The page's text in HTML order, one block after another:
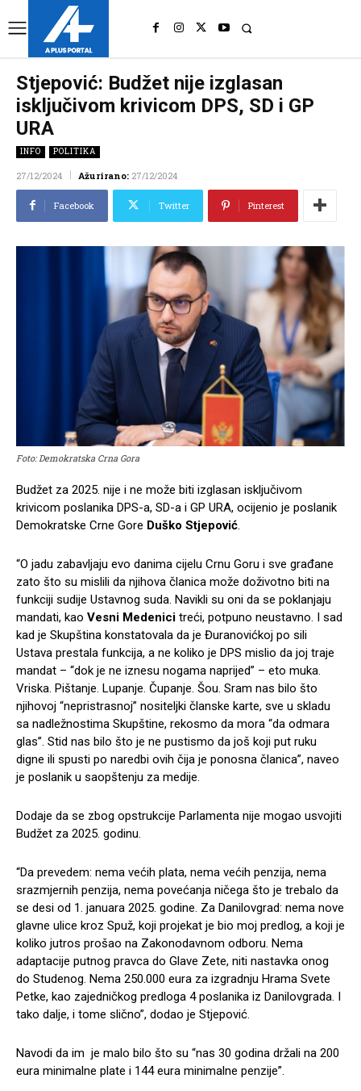
Stjepović: Budžet nije izglasan
isključivom krivicom DPS, SD i GP
URA
INFO POLITIKA
27/12/2024 Ažurirano: 27/12/2024
Facebook Twitter Pinterest
Foto: Demokratska Crna Gora
Budžet za 2025. nije i ne može biti izglasan isključivom
krivicom poslanika DPS-a, SD-a i GP URA, ocijenio je poslanik
Demokratske Crne Gore Duško Stjepović.
“O jadu zabavljaju evo danima cijelu Crnu Goru i sve građane
zato što su mislili da njihova članica može doživotno biti na
funkciji sudije Ustavnog suda. Navikli su oni da se poklanjaju
mandati, kao Vesni Medenici treći, potpuno neustavno. I sad
kad je Skupština konstatovala da je Đuranovićkoj po sili
Ustava prestala funkcija, a ne koliko je DPS mislio da joj traje
mandat – “dok je ne iznesu nogama naprijed” – eto muka.
Vriska. Pištanje. Lupanje. Čupanje. Šou. Sram nas bilo što
njihovoj “nepristrasnoj” nositeljki članske karte, sve u skladu
sa nadležnostima Skupštine, rekosmo da mora “da odmara
glas”. Stid nas bilo što je ne pustismo da još koji put ruku
digne ili spusti po naredbi ovih čija je ponosna članica”, naveo
je poslanik u saopštenju za medije.
Dodaje da se zbog opstrukcije Parlamenta nije mogao usvojiti
Budžet za 2025. godinu.
“Da prevedem: nema većih plata, nema većih penzija, nema
srazmjernih penzija, nema povećanja ničega što je trebalo da
se desi od 1. januara 2025. godine. Za Danilovgrad: nema nove
glavne ulice kroz Spuž, koji projekat je bio moj predlog, a koji je
koliko jutros prošao na Zakonodavnom odboru. Nema
adaptacije putnog pravca do Glave Zete, niti nastavka onog
do Studenog. Nema 250.000 eura za izgradnju Hrama Svete
Petke, kao zajedničkog predloga 4 poslanika iz Danilovgrada. I
tako dalje, i tome slično”, dodao je Stjepović.
Navodi da im je malo bilo što su “nas 30 godina držali na 200
eura minimalne plate i 144 eura minimalne penzije”.